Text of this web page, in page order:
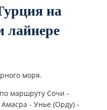
на
лайнере
моря.
по маршруту Сочи -
- Унье (Орду) -